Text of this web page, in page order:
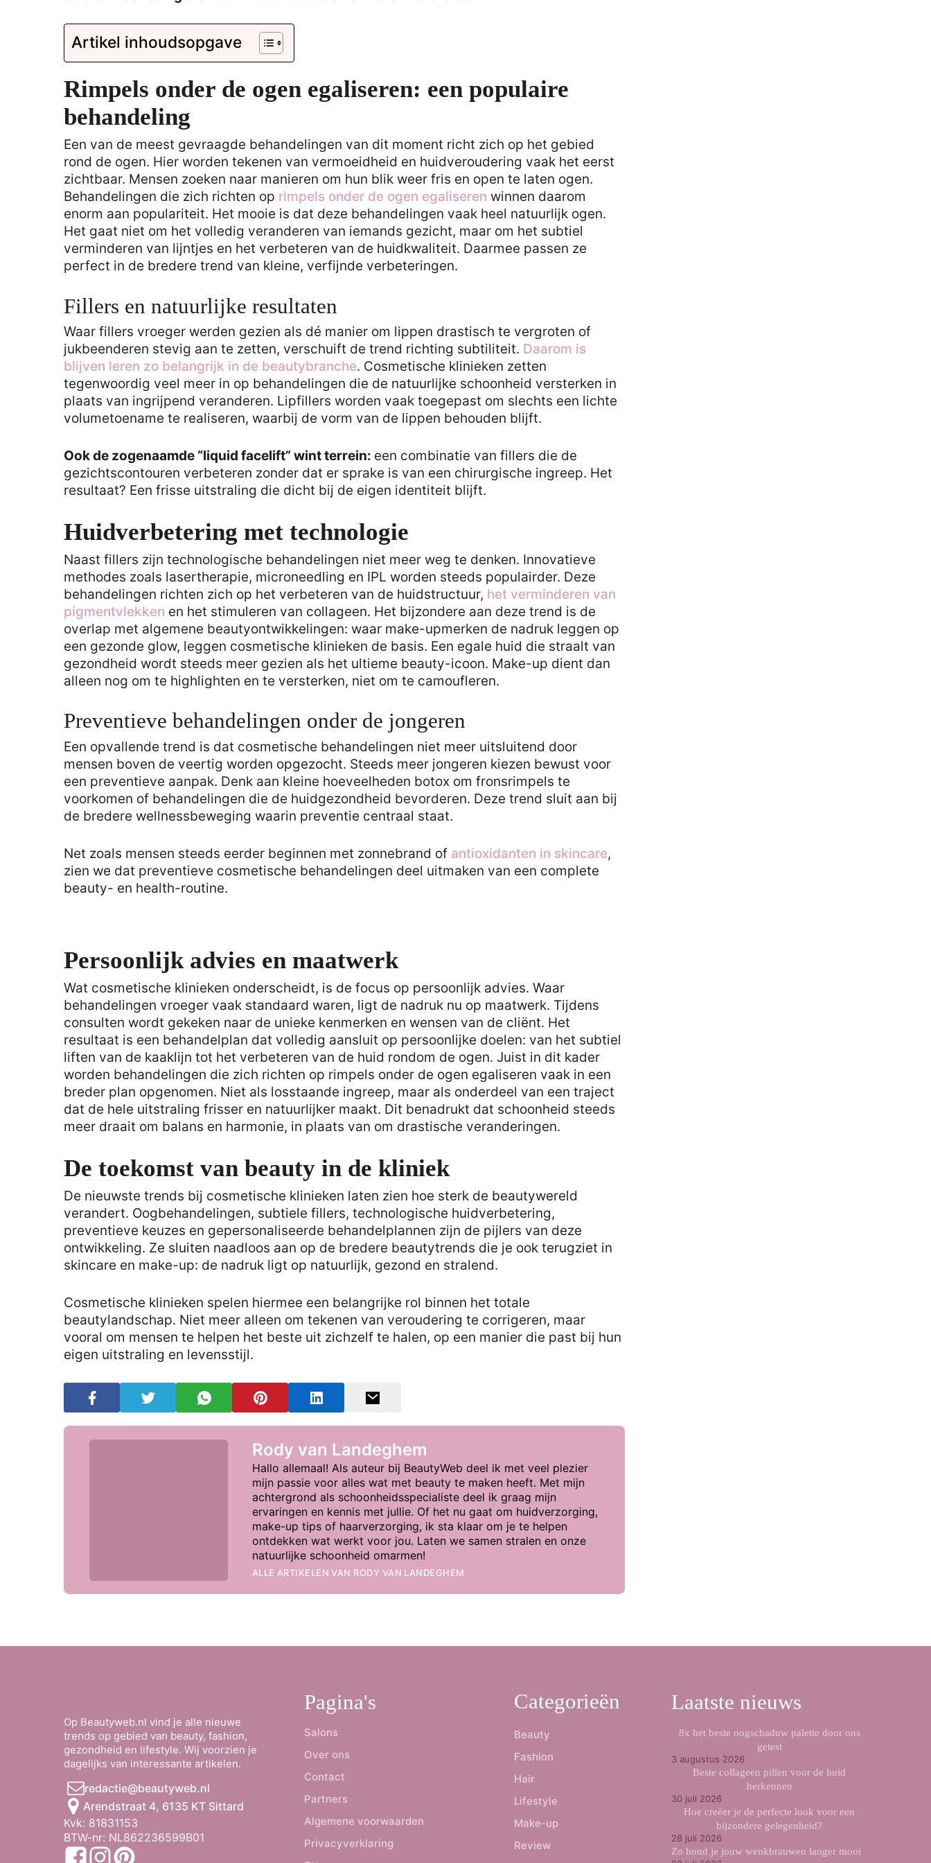
Artikel inhoudsopgave
Rimpels onder de ogen egaliseren: een populaire
behandeling
Een van de meest gevraagde behandelingen van dit moment richt zich op het gebied
rond de ogen. Hier worden tekenen van vermoeidheid en huidveroudering vaak het eerst
zichtbaar. Mensen zoeken naar manieren om hun blik weer fris en open te laten ogen.
Behandelingen die zich richten op rimpels onder de ogen egaliseren winnen daarom
enorm aan populariteit. Het mooie is dat deze behandelingen vaak heel natuurlijk ogen.
Het gaat niet om het volledig veranderen van iemands gezicht, maar om het subtiel
verminderen van lijntjes en het verbeteren van de huidkwaliteit. Daarmee passen ze
perfect in de bredere trend van kleine, verfijnde verbeteringen.
Fillers en natuurlijke resultaten
Waar fillers vroeger werden gezien als dé manier om lippen drastisch te vergroten of
jukbeenderen stevig aan te zetten, verschuift de trend richting subtiliteit. Daarom is
blijven leren zo belangrijk in de beautybranche. Cosmetische klinieken zetten
tegenwoordig veel meer in op behandelingen die de natuurlijke schoonheid versterken in
plaats van ingrijpend veranderen. Lipfillers worden vaak toegepast om slechts een lichte
volumetoename te realiseren, waarbij de vorm van de lippen behouden blijft.
Ook de zogenaamde “liquid facelift” wint terrein: een combinatie van fillers die de
gezichtscontouren verbeteren zonder dat er sprake is van een chirurgische ingreep. Het
resultaat? Een frisse uitstraling die dicht bij de eigen identiteit blijft.
Huidverbetering met technologie
Naast fillers zijn technologische behandelingen niet meer weg te denken. Innovatieve
methodes zoals lasertherapie, microneedling en IPL worden steeds populairder. Deze
behandelingen richten zich op het verbeteren van de huidstructuur, het verminderen van
pigmentvlekken en het stimuleren van collageen. Het bijzondere aan deze trend is de
overlap met algemene beautyontwikkelingen: waar make-upmerken de nadruk leggen op
een gezonde glow, leggen cosmetische klinieken de basis. Een egale huid die straalt van
gezondheid wordt steeds meer gezien als het ultieme beauty-icoon. Make-up dient dan
alleen nog om te highlighten en te versterken, niet om te camoufleren.
Preventieve behandelingen onder de jongeren
Een opvallende trend is dat cosmetische behandelingen niet meer uitsluitend door
mensen boven de veertig worden opgezocht. Steeds meer jongeren kiezen bewust voor
een preventieve aanpak. Denk aan kleine hoeveelheden botox om fronsrimpels te
voorkomen of behandelingen die de huidgezondheid bevorderen. Deze trend sluit aan bij
de bredere wellnessbeweging waarin preventie centraal staat.
Net zoals mensen steeds eerder beginnen met zonnebrand of antioxidanten in skincare,
zien we dat preventieve cosmetische behandelingen deel uitmaken van een complete
beauty- en health-routine.
Persoonlijk advies en maatwerk
Wat cosmetische klinieken onderscheidt, is de focus op persoonlijk advies. Waar
behandelingen vroeger vaak standaard waren, ligt de nadruk nu op maatwerk. Tijdens
consulten wordt gekeken naar de unieke kenmerken en wensen van de cliënt. Het
resultaat is een behandelplan dat volledig aansluit op persoonlijke doelen: van het subtiel
liften van de kaaklijn tot het verbeteren van de huid rondom de ogen. Juist in dit kader
worden behandelingen die zich richten op rimpels onder de ogen egaliseren vaak in een
breder plan opgenomen. Niet als losstaande ingreep, maar als onderdeel van een traject
dat de hele uitstraling frisser en natuurlijker maakt. Dit benadrukt dat schoonheid steeds
meer draait om balans en harmonie, in plaats van om drastische veranderingen.
De toekomst van beauty in de kliniek
De nieuwste trends bij cosmetische klinieken laten zien hoe sterk de beautywereld
verandert. Oogbehandelingen, subtiele fillers, technologische huidverbetering,
preventieve keuzes en gepersonaliseerde behandelplannen zijn de pijlers van deze
ontwikkeling. Ze sluiten naadloos aan op de bredere beautytrends die je ook terugziet in
skincare en make-up: de nadruk ligt op natuurlijk, gezond en stralend.
Cosmetische klinieken spelen hiermee een belangrijke rol binnen het totale
beautylandschap. Niet meer alleen om tekenen van veroudering te corrigeren, maar
vooral om mensen te helpen het beste uit zichzelf te halen, op een manier die past bij hun
eigen uitstraling en levensstijl.
Rody van Landeghem
Hallo allemaal! Als auteur bij BeautyWeb deel ik met veel plezier
mijn passie voor alles wat met beauty te maken heeft. Met mijn
achtergrond als schoonheidsspecialiste deel ik graag mijn
ervaringen en kennis met jullie. Of het nu gaat om huidverzorging,
make-up tips of haarverzorging, ik sta klaar om je te helpen
ontdekken wat werkt voor jou. Laten we samen stralen en onze
natuurlijke schoonheid omarmen!
ALLE ARTIKELEN VAN RODY VAN LANDEGHEM
Op Beautyweb.nl vind je alle nieuwe
trends op gebied van beauty, fashion,
gezondheid en lifestyle. Wij voorzien je
dagelijks van interessante artikelen.
redactie@beautyweb.nl
Arendstraat 4, 6135 KT Sittard
Kvk: 81831153
BTW-nr: NL862236599B01
Pagina's
Salons
Over ons
Contact
Partners
Algemene voorwaarden
Privacyverklaring
Categorieën
Beauty
Fashion
Hair
Lifestyle
Make-up
Review
Laatste nieuws
8x het beste oogschaduw palette door ons
getest
3 augustus 2026
Beste collageen pillen voor de huid
herkennen
30 juli 2026
Hoe creëer je de perfecte look voor een
bijzondere gelegenheid?
28 juli 2026
Zo houd je jouw wenkbrauwen langer mooi